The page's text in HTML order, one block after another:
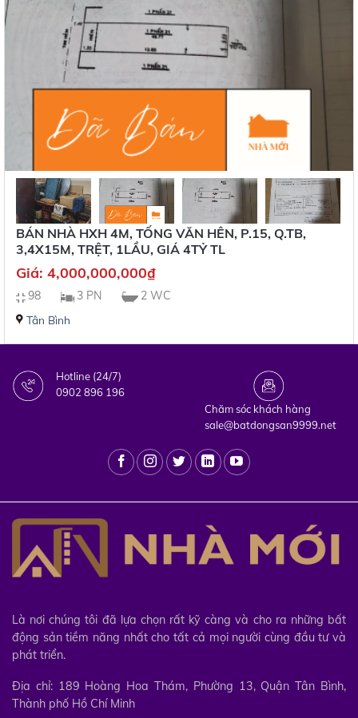
BÁN NHÀ HXH 4M, TỐNG VĂN HÊN, P.15, Q.TB,
3,4X15M, TRỆT, 1LẦU, GIÁ 4TỶ TL
Giá: 4,000,000,000₫
98 3 PN 2 WC
Tân Bình
Hotline (24/7)
0902 896 196
Chăm sóc khách hàng
sale@batdongsan9999.net
Là nơi chúng tôi đã lựa chọn rất kỹ càng và cho ra những bất
động sản tiềm năng nhất cho tất cả mọi người cùng đầu tư và
phát triển.
Địa chỉ: 189 Hoàng Hoa Thám, Phường 13, Quận Tân Bình,
Thành phố Hồ Chí Minh